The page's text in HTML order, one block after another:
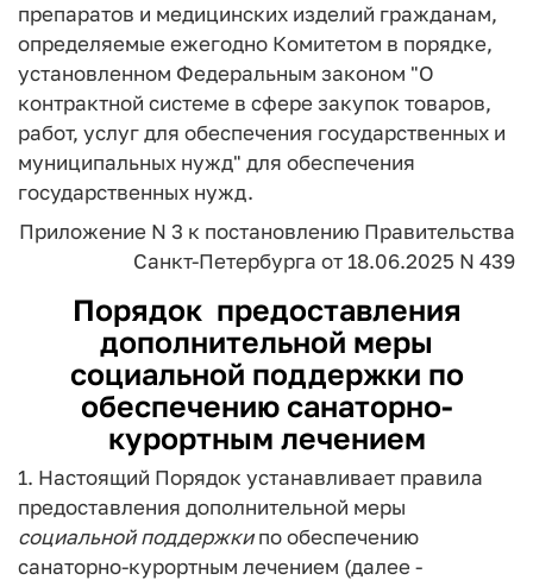
препаратов и медицинских изделий гражданам,
определяемые ежегодно Комитетом в порядке,
установленном Федеральным законом "О
контрактной системе в сфере закупок товаров,
работ, услуг для обеспечения государственных и
муниципальных нужд" для обеспечения
государственных нужд.
Приложение N 3 к постановлению Правительства
Санкт-Петербурга от 18.06.2025 N 439
Порядок предоставления
дополнительной меры
социальной поддержки по
обеспечению санаторно-
курортным лечением
1. Настоящий Порядок устанавливает правила
предоставления дополнительной меры
социальной поддержкипо обеспечению
санаторно-курортным лечением (далее -